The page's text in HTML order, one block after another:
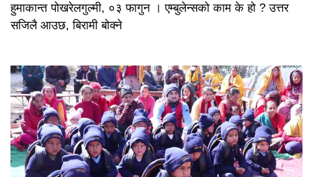
हुमाकान्त पोखरेलगुल्मी, ०३ फागुन । एम्बुलेन्सको काम के हो ? उत्तर
सजिलै आउछ, बिरामी बोक्ने